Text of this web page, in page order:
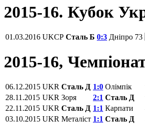
2015-16. Кубок
01.03.2016 UKCP Сталь Б 0:3 Дніпро 73
2015-16,
06.12.2015 UKR Сталь Д 1:0 Олімпік
28.11.2015 UKR Зоря 2:1 Сталь Д
22.11.2015 UKR Сталь Д 1:1 Карпати
03.10.2015 UKR Металіст 1:1 Сталь Д